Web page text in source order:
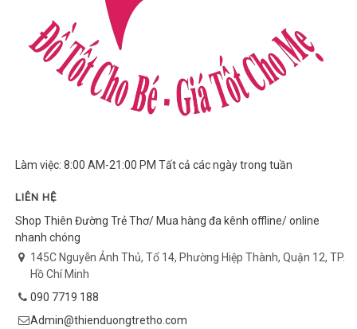
Làm việc: 8:00 AM-21:00 PM Tất cả các ngày trong tuần
LIÊN HỆ
Shop Thiên Đường Trẻ Thơ/ Mua hàng đa kênh offline/ online
nhanh chóng
145C Nguyễn Ảnh Thủ, Tổ 14, Phường Hiệp Thành, Quận 12, TP.
Hồ Chí Minh
090 7719 188
Admin@thienduongtretho.com